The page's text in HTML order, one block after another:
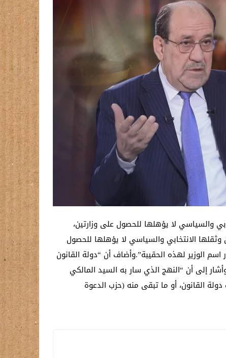
والسياسي لا يؤهلها للحصول على وزارتين،
الانتخابي والسياسي لا يؤهلها للحصول
الوزير لهذه الحقيبة”.وأضاف أن “دولة القانون
إلى أن “النهج الذي سار به السيد المالكي
القانون، أو ما تبقى منه (حزب الدعوة